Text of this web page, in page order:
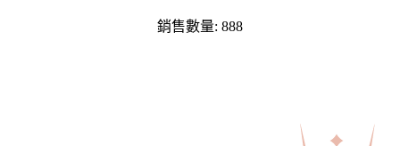
銷售數量: 888